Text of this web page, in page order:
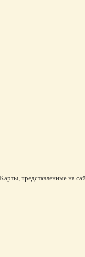
Карты, представленные на